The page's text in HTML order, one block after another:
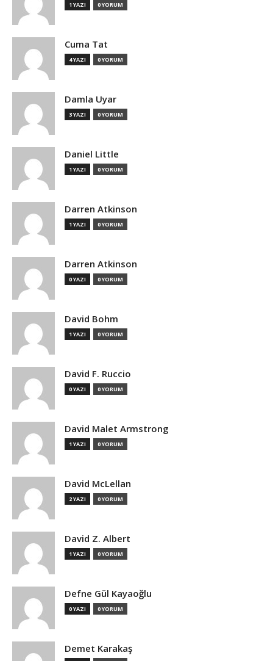
1 YAZI 0 YORUM
Cuma Tat
4 YAZI 0 YORUM
Damla Uyar
3 YAZI 0 YORUM
Daniel Little
1 YAZI 0 YORUM
Darren Atkinson
1 YAZI 0 YORUM
Darren Atkinson
0 YAZI 0 YORUM
David Bohm
1 YAZI 0 YORUM
David F. Ruccio
0 YAZI 0 YORUM
David Malet Armstrong
1 YAZI 0 YORUM
David McLellan
2 YAZI 0 YORUM
David Z. Albert
1 YAZI 0 YORUM
Defne Gül Kayaoğlu
0 YAZI 0 YORUM
Demet Karakaş